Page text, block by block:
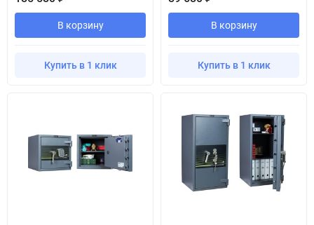
В корзину
Купить в 1 клик
В корзину
Купить в 1 клик